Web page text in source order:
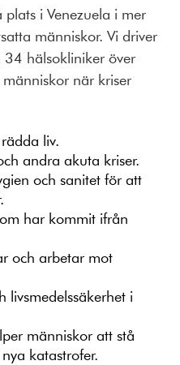
i Venezuela i mer
människor. Vi driver
34 hälsokliniker över
när kriser
liv.
andra akuta kriser.
och sanitet för att
har kommit ifrån
och arbetar mot
livsmedelssäkerhet i
människor att stå
katastrofer.